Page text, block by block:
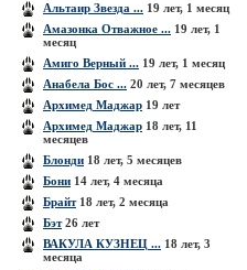
Альтаир Звезда ... 19 лет, 1 месяц
Амазонка Отважное ... 19 лет, 1
месяц
Амиго Верный ... 19 лет, 1 месяц
Анабела Бос ... 20 лет, 7 месяцев
Архимед Маджар 19 лет
Архимед Маджар 18 лет, 11
месяцев
Блонди 18 лет, 5 месяцев
Бони 14 лет, 4 месяца
Брайт18 лет, 2 месяца
Бэт26 лет
ВАКУЛА КУЗНЕЦ ... 18 лет, 3
месяца